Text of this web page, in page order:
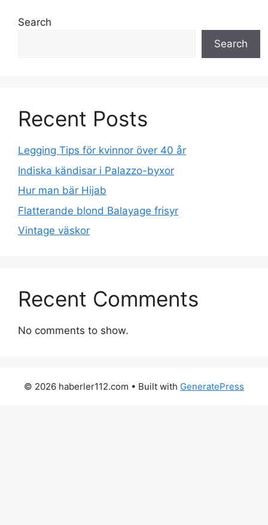
Search
Search
Recent Posts
Legging Tips för kvinnor över 40 år
Indiska kändisar i Palazzo-byxor
Hur man bär Hijab
Flatterande blond Balayage frisyr
Vintage väskor
Recent Comments
No comments to show.
© 2026 haberler112.com • Built with GeneratePress